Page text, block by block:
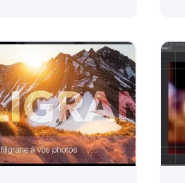
Adobe.